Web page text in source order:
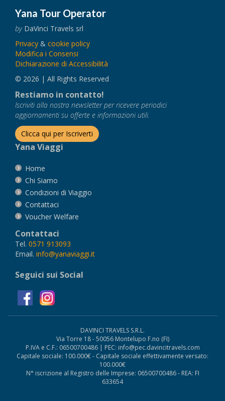
Yana Tour Operator
byDaVinci Travels srl
Privacy & cookie policy
Modifica i Consensi
Dichiarazione di Accessibilità
© 2026 | All Rights Reserved
Restiamo in contatto!
Iscriviti alla nostra newsletter per ricevere periodici
aggiornamenti su offerte e informazioni utili.
Clicca qui per Iscriverti
Yana Viaggi
Home
Chi Siamo
Condizioni di Viaggio
Contattaci
Voucher Welfare
Contattaci
Tel. 0571 913093
Email. info@yanaviaggi.it
Seguici sui Social
DAVINCI TRAVELS S.R.L.
Via Torre 18 - 50056 Montelupo F.no (FI)
P.IVA e C.F.: 06500700486 | PEC: info@pec.davincitravels.com
Capitale sociale: 100.000€ - Capitale sociale effettivamente versato:
100.000€
N° iscrizione al Registro delle Imprese: 06500700486 - REA: FI
633654